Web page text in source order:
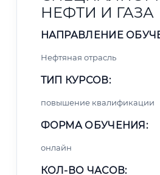
НЕФТИ И ГАЗА
НАПРАВЛЕНИЕ
Нефтяная отрасль
ТИП КУРСОВ:
повышение квалификации
ФОРМА ОБУЧЕНИЯ:
онлайн
КОЛ-ВО ЧАСОВ: